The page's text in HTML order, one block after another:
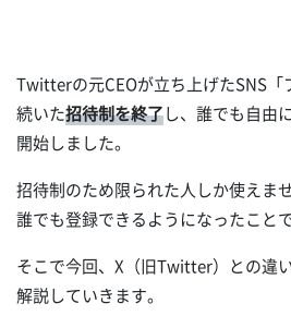
Twitterの元CEOが立ち上げたSNS「
続いた招待制を終了し、誰でも自由
開始しました。
招待制のため限られた人しか使えま
誰でも登録できるようになったこと
そこで今回、X（旧Twitter）との違
解説していきます。